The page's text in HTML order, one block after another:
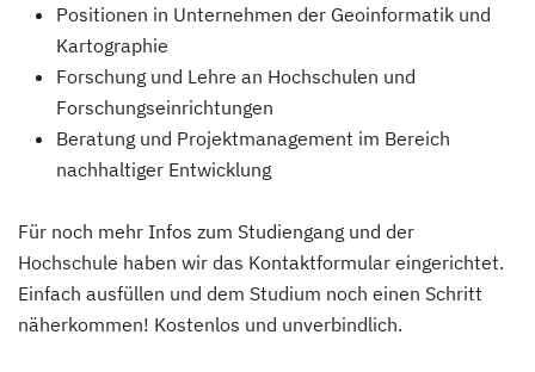
Positionen in Unternehmen der Geoinformatik und
Kartographie
Forschung und Lehre an Hochschulen und
Forschungseinrichtungen
Beratung und Projektmanagement im Bereich
nachhaltiger Entwicklung
Für noch mehr Infos zum Studiengang und der
Hochschule haben wir das Kontaktformular eingerichtet.
Einfach ausfüllen und dem Studium noch einen Schritt
näherkommen! Kostenlos und unverbindlich.